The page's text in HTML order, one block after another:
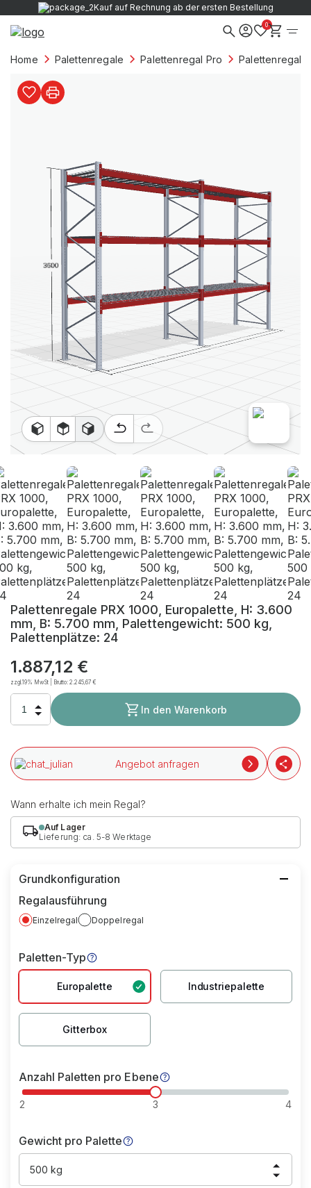
Kauf auf Rechnung ab der ersten Bestellung
0
Home Palettenregale Palettenregal Pro Palettenregale
Palettenregale PRX 1000, Europalette, H: 3.600
mm, B: 5.700 mm, Palettengewicht: 500 kg,
Palettenplätze: 24
1.887,12 €
zzgl.19% MwSt | Brutto:2.245,67 €
In den Warenkorb
Angebot anfragen
Wann erhalte ich mein Regal?
Auf Lager
Lieferung: ca. 5-8 Werktage
Grundkonfiguration
Regalausführung
Einzelregal Doppelregal
Paletten-Typ
Europalette Industriepalette
Gitterbox
Anzahl Paletten pro Ebene
2 3 4
Gewicht pro Palette
500 kg